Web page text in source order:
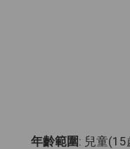
年齡範圍: 兒童